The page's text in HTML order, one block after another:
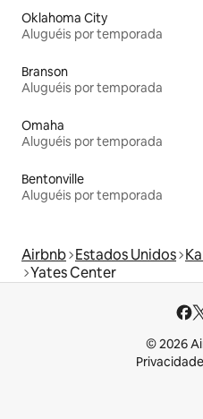
Oklahoma City
Aluguéis por temporada
Branson
Aluguéis por temporada
Omaha
Aluguéis por temporada
Bentonville
Aluguéis por temporada
Airbnb Estados Unidos
Yates Center
© 2026
Privacidade